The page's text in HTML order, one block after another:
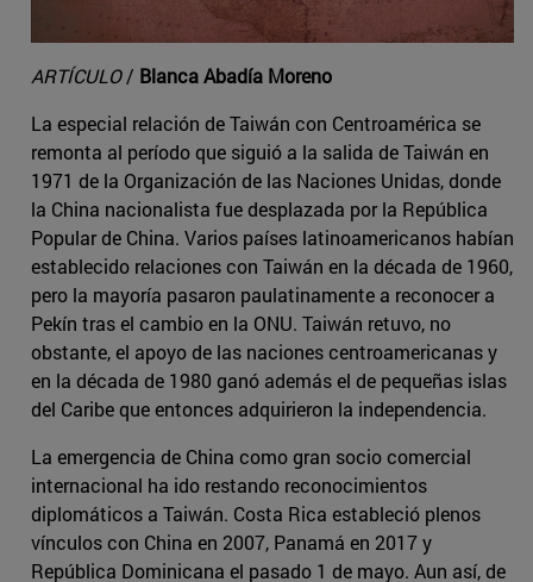
ARTÍCULO/ Blanca Abadía Moreno
La especial relación de Taiwán con Centroamérica se
remonta al período que siguió a la salida de Taiwán en
1971 de la Organización de las Naciones Unidas, donde
la China nacionalista fue desplazada por la República
Popular de China. Varios países latinoamericanos habían
establecido relaciones con Taiwán en la década de 1960,
pero la mayoría pasaron paulatinamente a reconocer a
Pekín tras el cambio en la ONU. Taiwán retuvo, no
obstante, el apoyo de las naciones centroamericanas y
en la década de 1980 ganó además el de pequeñas islas
del Caribe que entonces adquirieron la independencia.
La emergencia de China como gran socio comercial
internacional ha ido restando reconocimientos
diplomáticos a Taiwán. Costa Rica estableció plenos
vínculos con China en 2007, Panamá en 2017 y
República Dominicana el pasado 1 de mayo. Aun así, de